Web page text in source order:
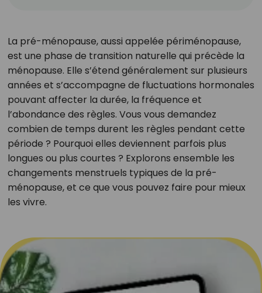
La pré-ménopause, aussi appelée périménopause,
est une phase de transition naturelle qui précède la
ménopause. Elle s’étend généralement sur plusieurs
années et s’accompagne de fluctuations hormonales
pouvant affecter la durée, la fréquence et
l’abondance des règles. Vous vous demandez
combien de temps durent les règles pendant cette
période ? Pourquoi elles deviennent parfois plus
longues ou plus courtes ? Explorons ensemble les
changements menstruels typiques de la pré-
ménopause, et ce que vous pouvez faire pour mieux
les vivre.